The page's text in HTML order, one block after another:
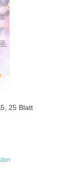
25 Blatt